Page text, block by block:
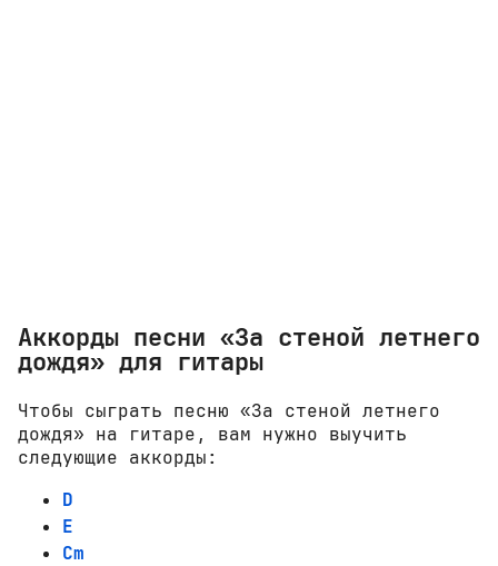
Аккорды песни «За стеной летнего
дождя» для гитары
Чтобы сыграть песню «За стеной летнего
дождя» на гитаре, вам нужно выучить
следующие аккорды:
D
E
Cm